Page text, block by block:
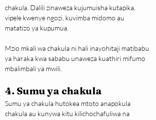
chakula. Dalili zinaweza kujumuisha kutapika,
vipele kwenye ngozi, kuvimba midomo au
matatizo ya kupumua.
Mzio mkali wa chakula ni hali inayohitaji matibabu
ya haraka kwa sababu unaweza kuathiri mifumo
mbalimbali ya mwili.
4. Sumu ya chakula
Sumu ya chakula hutokea mtoto anapokula
chakula au kunywa kitu kilichochafuliwa na